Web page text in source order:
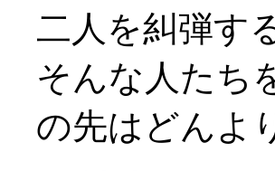
二人を糾弾す
そんな人たち
の先はどんよ